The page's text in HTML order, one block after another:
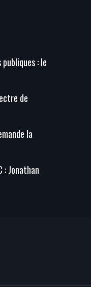
: le
de
la
: Jonathan